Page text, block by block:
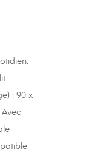
: 90 x